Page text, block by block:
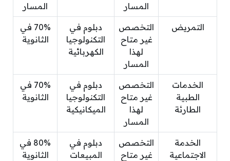
المسار
المسار
التمريض
التخصص
غير متاح
لهذا
المسار
دبلوم في
التكنولوجيا
الكهربائية
70% في
الثانوية
الخدمات
الطبية
الطارئة
التخصص
غير متاح
لهذا
المسار
دبلوم في
التكنولوجيا
الميكانيكية
70% في
الثانوية
الخدمة
الاجتماعية
التخصص
غير متاح
دبلوم في
المبيعات
80% في
الثانوية